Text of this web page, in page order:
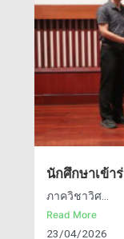
นักศึกษาเข้า
ภาควิชาวิศ...
Read More
23/04/2026